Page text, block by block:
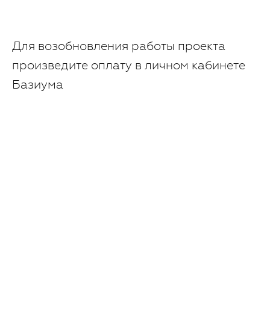
Для возобновления работы проекта
произведите оплату в личном кабинете
Базиума